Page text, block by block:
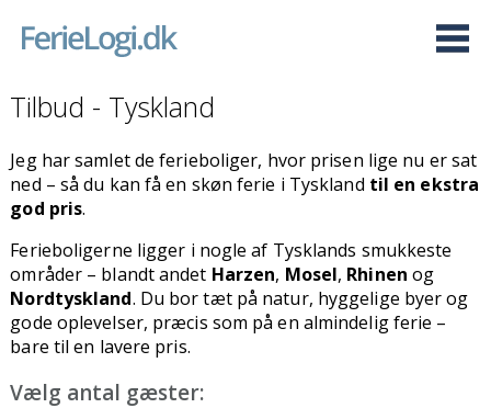
Tilbud - Tyskland
Jeg har samlet de ferieboliger, hvor prisen lige nu er sat
ned – så du kan få en skøn ferie i Tyskland til en ekstra
god pris.
Ferieboligerne ligger i nogle af Tysklands smukkeste
områder – blandt andet Harzen, Mosel, Rhinen og
Nordtyskland. Du bor tæt på natur, hyggelige byer og
gode oplevelser, præcis som på en almindelig ferie –
bare til en lavere pris.
Vælg antal gæster: